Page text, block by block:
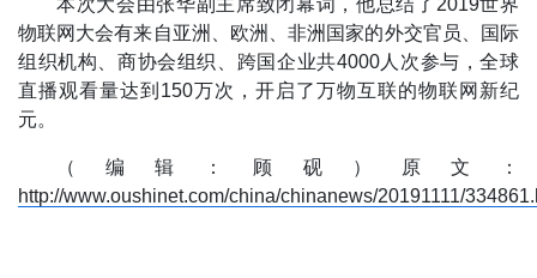
本次大会由张华副主席致闭幕词，他总结了2019世界
物联网大会有来自亚洲、欧洲、非洲国家的外交官员、国际
组织机构、商协会组织、跨国企业共4000人次参与，全球
直播观看量达到150万次，开启了万物互联的物联网新纪
元。
（编辑：顾砚）原文：
http://www.oushinet.com/china/chinanews/20191111/